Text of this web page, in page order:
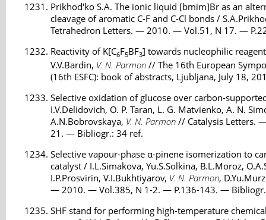
Prikhod'ko S.A. The ionic liquid [bmim]Br as an
cleavage of aromatic C-F and C-Cl bonds /
Tetrahedron Letters. — 2010. — Vol.51, N 17. —
Reactivity of K[C6F5BF3] towards nucleophilic
V.V.Bardin, V. N. Parmon // The 16th European
(16th ESFC): book of abstracts, Ljubljana, July 18,
Selective oxidation of glucose over carbon-
I.V.Delidovich, O. P. Taran, L. G. Matvienko, A. N.
A.N.Bobrovskaya, V. N. Parmon // Catalysis Letters.
21. — Bibliogr.: 34 ref.
Selective vapour-phase α-pinene isomerization to
catalyst / I.L.Simakova, Yu.S.Solkina, B.L.Moroz,
I.P.Prosvirin, V.I.Bukhtiyarov, V. N. Parmon,
— 2010. — Vol.385, N 1-2. — P.136-143. —
SHF stand for performing high-temperature